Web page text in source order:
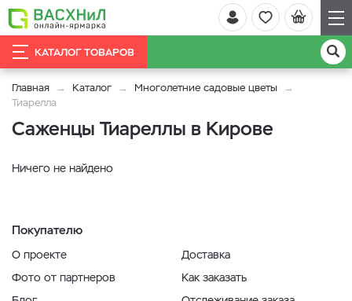
КАТАЛОГ ТОВАРОВ
Главная Каталог
Многолетние садовые цветы
Тиарелла
Саженцы Тиареллы в Кирове
Ничего не найдено
Покупателю
О проекте
Фото от партнеров
Доставка
Как заказать